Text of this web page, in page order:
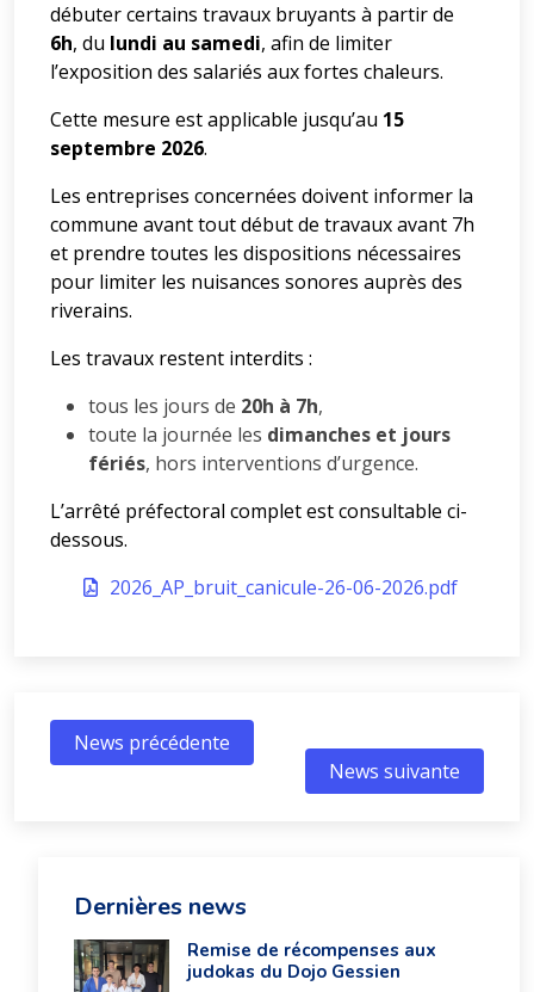
débuter certains travaux bruyants à partir de
6h, du lundi au samedi, afin de limiter
l’exposition des salariés aux fortes chaleurs.
Cette mesure est applicable jusqu’au 15
septembre 2026.
Les entreprises concernées doivent informer la
commune avant tout début de travaux avant 7h
et prendre toutes les dispositions nécessaires
pour limiter les nuisances sonores auprès des
riverains.
Les travaux restent interdits :
tous les jours de 20h à 7h,
toute la journée les dimanches et jours
fériés, hors interventions d’urgence.
L’arrêté préfectoral complet est consultable ci-
dessous.
2026_AP_bruit_canicule-26-06-2026.pdf
News précédente
News suivante
Dernières news
Remise de récompenses aux
judokas du Dojo Gessien